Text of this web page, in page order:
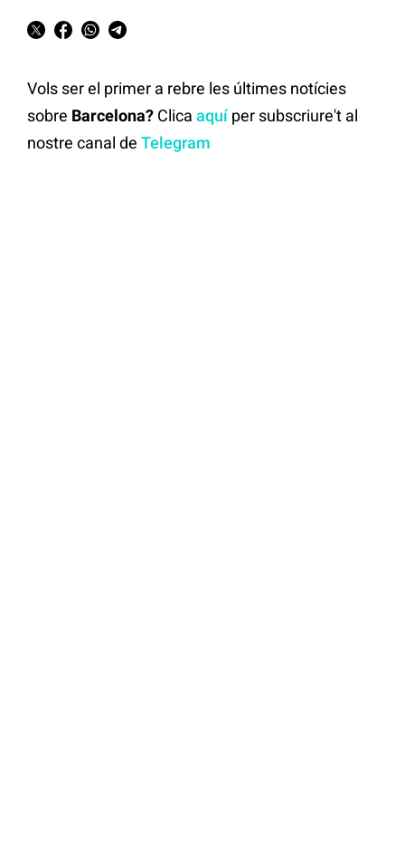
Vols ser el primer a rebre les últimes notícies
sobre Barcelona? Clica aquíper subscriure't al
nostre canal de Telegram